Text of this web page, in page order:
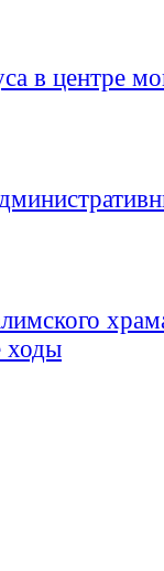
в центре
ходы